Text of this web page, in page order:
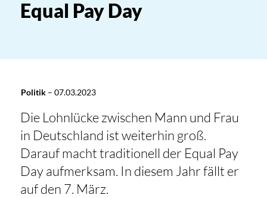
Equal Pay Day
Politik– 07.03.2023
Die Lohnlücke zwischen Mann und Frau
in Deutschland ist weiterhin groß.
Darauf macht traditionell der Equal Pay
Day aufmerksam. In diesem Jahr fällt er
auf den 7. März.